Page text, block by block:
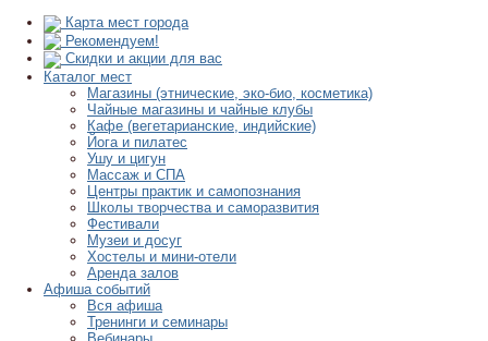
Карта мест города
Рекомендуем!
Скидки и акции для вас
Каталог мест
Магазины (этнические, эко-био, косметика)
Чайные магазины и чайные клубы
Кафе (вегетарианские, индийские)
Йога и пилатес
Ушу и цигун
Массаж и СПА
Центры практик и самопознания
Школы творчества и саморазвития
Фестивали
Музеи и досуг
Хостелы и мини-отели
Аренда залов
Афиша событий
Вся афиша
Тренинги и семинары